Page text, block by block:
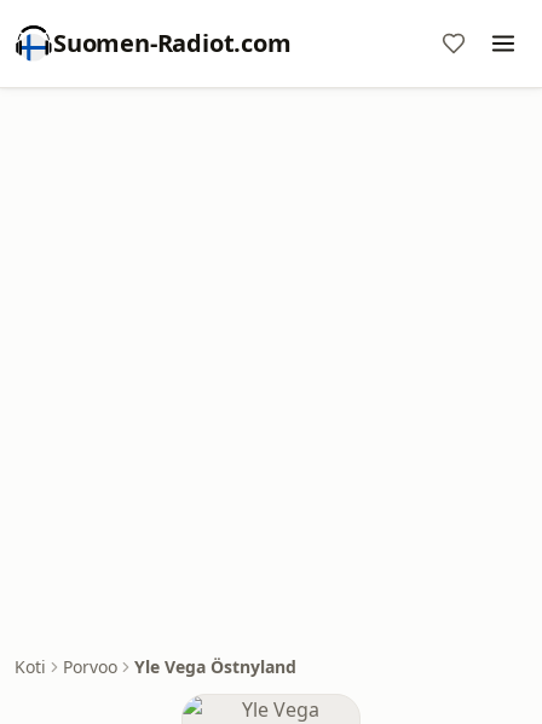
Suomen-Radiot.com
Koti Porvoo Yle Vega Östnyland